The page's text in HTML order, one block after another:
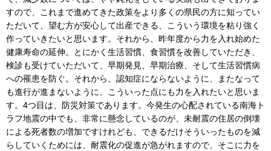
すので、これまで進めてきた政策をより多くの県民の方に知ってい
ただいて、望む方が安心して出産できる、こういう環境を粘り強く
作っていきたいと思います。それから、昨年度から力を入れ始めた
健康寿命の延伸。とにかく生活習慣、食習慣を改善していただき、
検診も受けていただいて、早期発見、早期治療、そして生活習慣病
への罹患を防ぐ。それから、認知症にならないように、またなって
も進行が進まないように、こういった点にも力を入れたいと思いま
す。4つ目は、防災対策であります。今発生の心配されている南海ト
ラフ地震の中でも、非常に懸念しているのが、未耐震の住居の倒壊
による死者数の増加ですけれども、できるだけそういったものを減
らしていくためには、耐震化の促進が急がれますので、そこに力を